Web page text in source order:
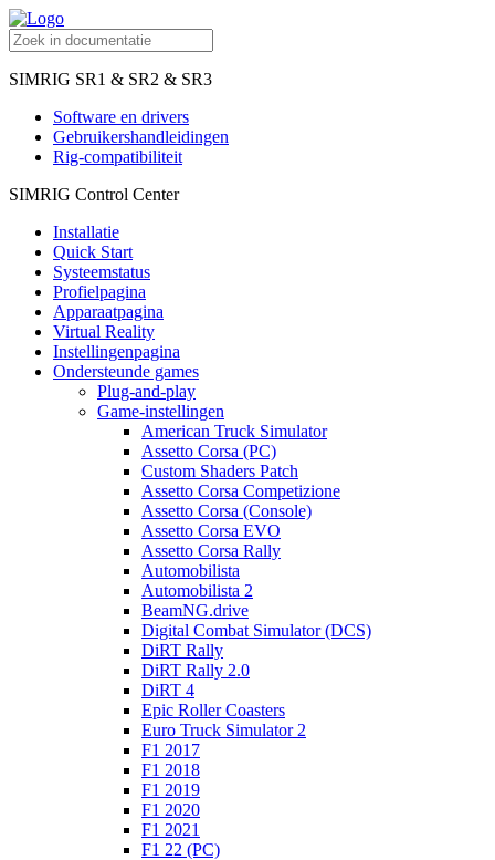
SIMRIG SR1 & SR2 & SR3
Software en drivers
Gebruikershandleidingen
Rig-compatibiliteit
SIMRIG Control Center
Installatie
Quick Start
Systeemstatus
Profielpagina
Apparaatpagina
Virtual Reality
Instellingenpagina
Ondersteunde games
Plug-and-play
Game-instellingen
American Truck Simulator
Assetto Corsa (PC)
Custom Shaders Patch
Assetto Corsa Competizione
Assetto Corsa (Console)
Assetto Corsa EVO
Assetto Corsa Rally
Automobilista
Automobilista 2
BeamNG.drive
Digital Combat Simulator (DCS)
DiRT Rally
DiRT Rally 2.0
DiRT 4
Epic Roller Coasters
Euro Truck Simulator 2
F1 2017
F1 2018
F1 2019
F1 2020
F1 2021
F1 22 (PC)